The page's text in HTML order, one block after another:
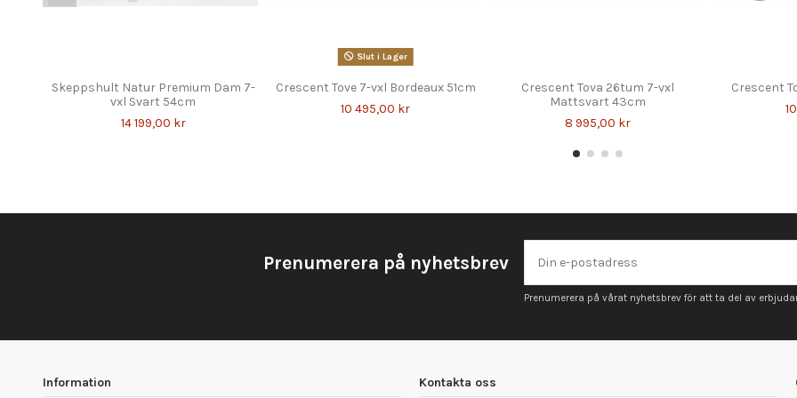
Skeppshult Natur Premium Dam 7-
vxl Svart 54cm
14 199,00 kr
Slut i Lager
Crescent Tove 7-vxl Bordeaux 51cm
10 495,00 kr
Crescent Tova 26tum 7-vxl
Mattsvart 43cm
8 995,00 kr
Crescent
Prenumerera på nyhetsbrev
Prenumerera på vårat nyhetsbrev för att ta del av
Information Kontakta oss